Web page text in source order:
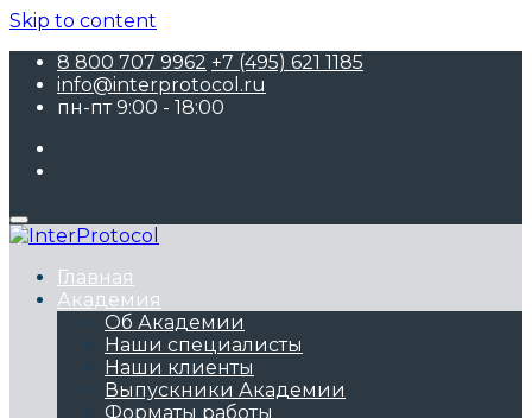
Skip to content
8 800 707 9962 +7 (495) 621 1185
info@interprotocol.ru
пн-пт 9:00 - 18:00
Главная
Академия
Об Академии
Наши специалисты
Наши клиенты
Выпускники Академии
Форматы работы